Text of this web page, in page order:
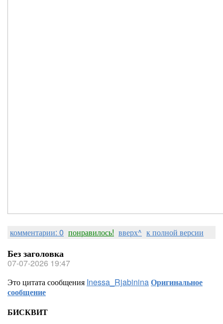
комментарии: 0 понравилось! вверх^ к полной версии
Без заголовка
07-07-2026 19:47
Это цитата сообщения Inessa_RjabininaОригинальное
сообщение
БИСКВИТ